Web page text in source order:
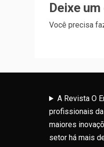
Deixe
Você precisa
A Revista O
profissionais
maiores
setor há mais